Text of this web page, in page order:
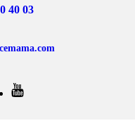
40 03